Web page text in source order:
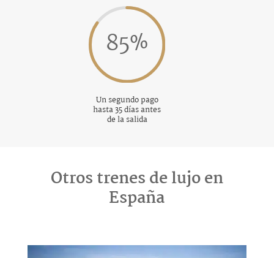
85%
Un segundo pago
hasta 35 días antes
de la salida
Otros trenes de lujo en
España